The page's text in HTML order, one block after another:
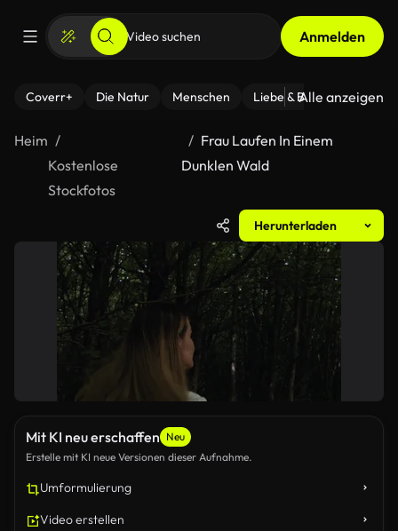
Anmelden
Coverr+ Die Natur Menschen Liebe & Beziehungen
Alle anzeigen
Heim
Kostenlose
Stockfotos
Frau Laufen In Einem
Dunklen Wald
Herunterladen
Mit KI neu erschaffen Neu
Erstelle mit KI neue Versionen dieser Aufnahme.
Umformulierung
Video erstellen